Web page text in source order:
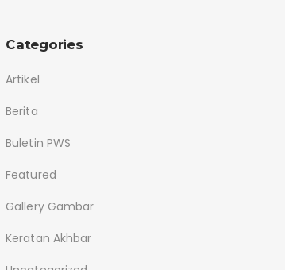
Categories
Artikel
Berita
Buletin PWS
Featured
Gallery Gambar
Keratan Akhbar